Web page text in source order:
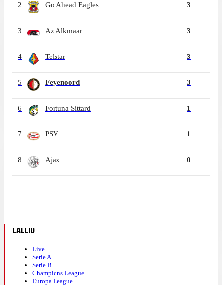
2 Go Ahead Eagles 3
3 Az Alkmaar 3
4 Telstar 3
5 Feyenoord 3
6 Fortuna Sittard 1
7 PSV 1
8 Ajax 0
CALCIO
Live
Serie A
Serie B
Champions League
Europa League